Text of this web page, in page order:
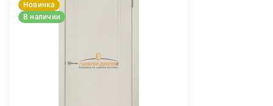
Новинка
В наличии